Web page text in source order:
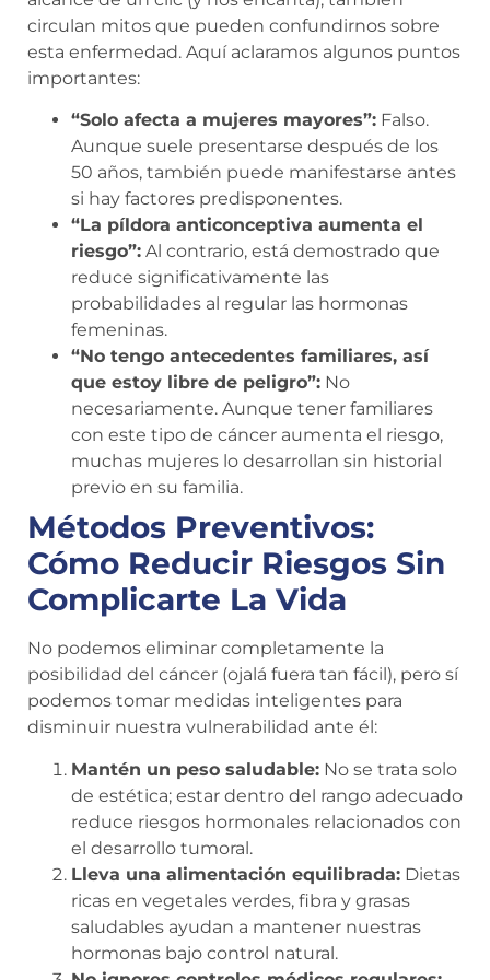
circulan mitos que pueden confundirnos sobre
esta enfermedad. Aquí aclaramos algunos puntos
importantes:
“Solo afecta a mujeres mayores”: Falso.
Aunque suele presentarse después de los
50 años, también puede manifestarse antes
si hay factores predisponentes.
“La píldora anticonceptiva aumenta el
riesgo”: Al contrario, está demostrado que
reduce significativamente las
probabilidades al regular las hormonas
femeninas.
“No tengo antecedentes familiares, así
que estoy libre de peligro”: No
necesariamente. Aunque tener familiares
con este tipo de cáncer aumenta el riesgo,
muchas mujeres lo desarrollan sin historial
previo en su familia.
Métodos Preventivos:
Cómo Reducir Riesgos Sin
Complicarte La Vida
No podemos eliminar completamente la
posibilidad del cáncer (ojalá fuera tan fácil), pero sí
podemos tomar medidas inteligentes para
disminuir nuestra vulnerabilidad ante él:
Mantén un peso saludable: No se trata solo
de estética; estar dentro del rango adecuado
reduce riesgos hormonales relacionados con
el desarrollo tumoral.
Lleva una alimentación equilibrada: Dietas
ricas en vegetales verdes, fibra y grasas
saludables ayudan a mantener nuestras
hormonas bajo control natural.